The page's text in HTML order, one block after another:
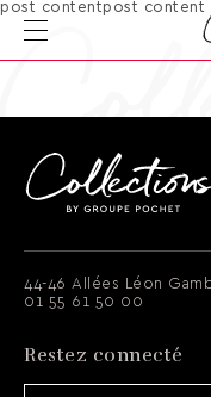
post contentpost content
44-46 Allées Léon
01 55 61 50 00
Restez connecté